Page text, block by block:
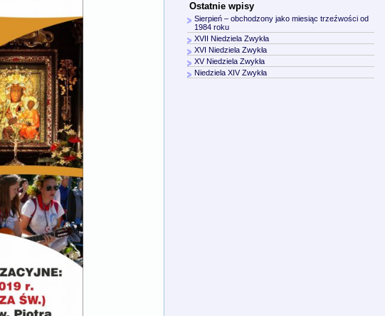
Ostatnie wpisy
Sierpień – obchodzony jako miesiąc trzeźwości od
1984 roku
XVII Niedziela Zwykła
XVI Niedziela Zwykła
XV Niedziela Zwykła
Niedziela XIV Zwykła